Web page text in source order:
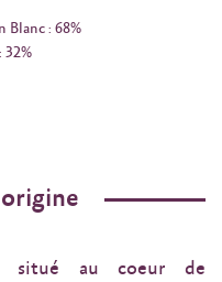
Blanc : 68%
32%
situé au coeur de